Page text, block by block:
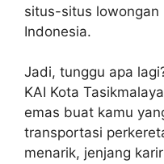
situs-situs lowongan
Indonesia.
Jadi, tunggu apa
KAI Kota
emas buat kamu
transportasi
menarik, jenjang